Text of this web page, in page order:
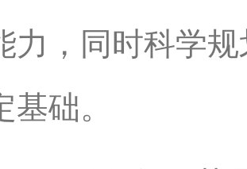
力，同时科学
基础。